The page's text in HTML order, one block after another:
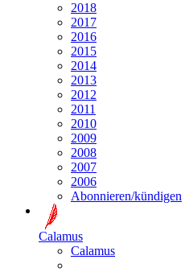
2018
2017
2016
2015
2014
2013
2012
2011
2010
2009
2008
2007
2006
Abonnieren/kündigen
Calamus
Calamus